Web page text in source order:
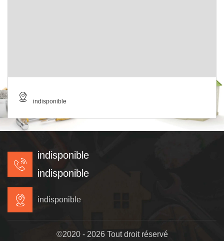
indisponible
indisponible
indisponible
indisponible
©2020 - 2026 Tout droit réservé